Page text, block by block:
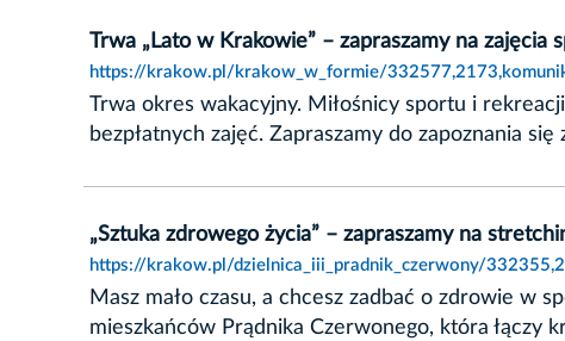
Trwa „Lato w Krakowie” – zapraszamy na zajęcia
https://krakow.pl/krakow_w_formie/
Trwa okres wakacyjny. Miłośnicy sportu i
bezpłatnych zajęć. Zapraszamy do zapoznania
„Sztuka zdrowego życia” – zapraszamy na
https://krakow.pl/dzielnica_iii_pradnik_czerwony/
Masz mało czasu, a chcesz zadbać o zdrowie w
mieszkańców Prądnika Czerwonego, która łączy